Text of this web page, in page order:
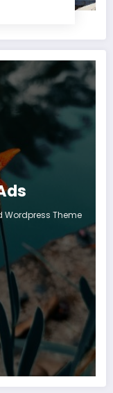
Wordpress Theme.